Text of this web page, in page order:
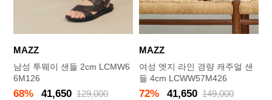
MAZZ
남성 투웨이 샌들 2cm LCMW6
6M126
68% 41,650 129,000
MAZZ
여성 엣지 라인 경량 캐주얼 샌
들 4cm LCWW57M426
72% 41,650 149,000